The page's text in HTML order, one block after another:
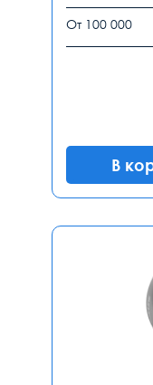
От 100 000
В